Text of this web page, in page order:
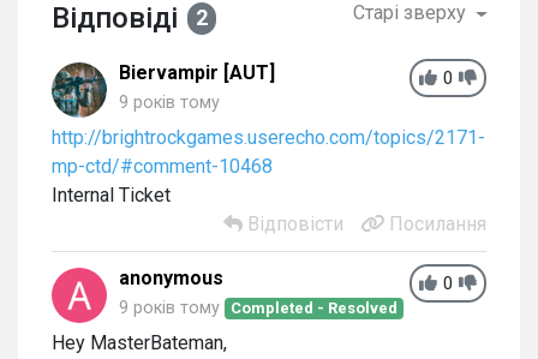
Відповіді 2 Старі зверху
0
Biervampir [AUT]
9 років тому
http://brightrockgames.userecho.com/topics/2171-
mp-ctd/#comment-10468
Internal Ticket
Відповісти
Посилання
0
anonymous
9 років тому Completed - Resolved
Hey MasterBateman,